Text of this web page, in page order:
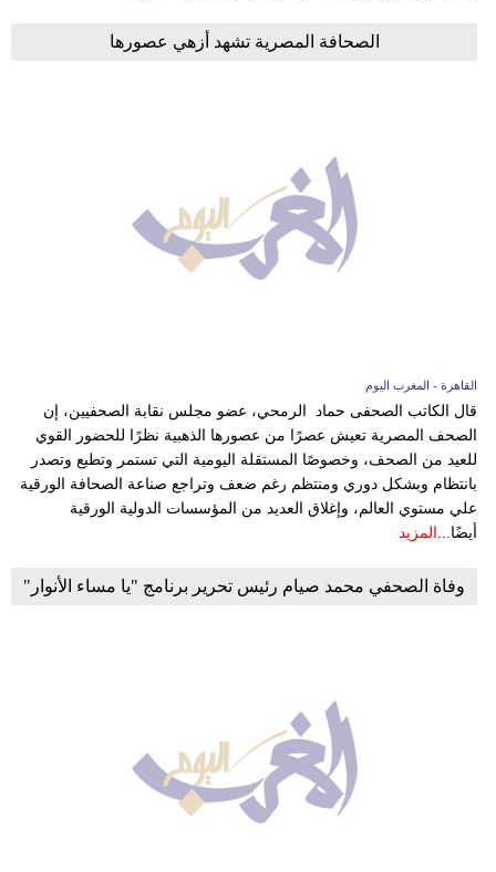
الصحافة المصرية تشهد أزهي عصورها
القاهرة - المغرب اليوم
قال الكاتب الصحفى حماد الرمحي، عضو مجلس نقابة الصحفيين، إن
الصحف المصرية تعيش عصرًا من عصورها الذهبية نظرًا للحضور القوي
للعيد من الصحف، وخصوصًا المستقلة اليومية التي تستمر وتطبع وتصدر
بانتظام وبشكل دوري ومنتظم رغم ضعف وتراجع صناعة الصحافة الورقية
علي مستوي العالم، وإغلاق العديد من المؤسسات الدولية الورقية
أيضًا... المزيد
وفاة الصحفي محمد صيام رئيس تحرير برنامج "يا مساء الأنوار"